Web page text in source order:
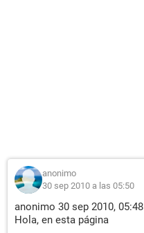
anonimo
30 sep 2010 a las 05:50
anonimo 30 sep 2010, 05:48
Hola, en esta página